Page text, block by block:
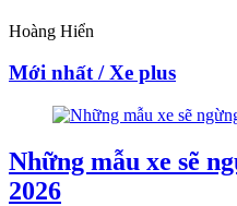
Hoàng Hiển
Mới nhất / Xe plus
Những mẫu xe sẽ
2026